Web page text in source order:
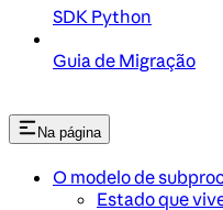
SDK Python
Guia de Migração
Na página
O modelo de
Estado que